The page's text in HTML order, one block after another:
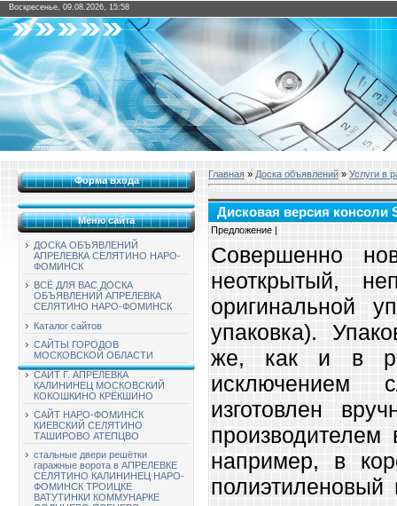
Воскресенье, 09.08.2026, 15:58
Форма входа
Меню сайта
ДОСКА ОБЪЯВЛЕНИЙ
АПРЕЛЕВКА СЕЛЯТИНО НАРО-
ФОМИНСК
ВСЁ ДЛЯ ВАС ДОСКА
ОБЪЯВЛЕНИЙ АПРЕЛЕВКА
СЕЛЯТИНО НАРО-ФОМИНСК
Каталог сайтов
САЙТЫ ГОРОДОВ
МОСКОВСКОЙ ОБЛАСТИ
САЙТ Г. АПРЕЛЕВКА
КАЛИНИНЕЦ МОСКОВСКИЙ
КОКОШКИНО КРЁКШИНО
САЙТ НАРО-ФОМИНСК
КИЕВСКИЙ СЕЛЯТИНО
ТАШИРОВО АТЕПЦВО
стальные двери решётки
гаражные ворота в АПРЕЛЕВКЕ
СЕЛЯТИНО КАЛИНИНЕЦ НАРО-
ФОМИНСК ТРОИЦКЕ
ВАТУТИНКИ КОММУНАРКЕ
Главная » Доска объявлений » Услуги в
Дисковая версия консоли
Предложение |
Совершенно
неоткрытый,
оригинальной
упаковка).
же, как и в
исключением
изготовлен
производителем
например, в
полиэтиленовый